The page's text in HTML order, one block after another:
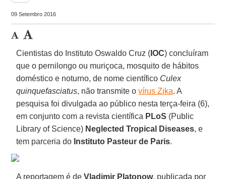
09 Setembro 2016
Cientistas do Instituto Oswaldo Cruz ( IOC) concluíram
que o pernilongo ou muriçoca, mosquito de hábitos
doméstico e noturno, de nome científico Culex
quinquefasciatus, não transmite ovírus Zika. A
pesquisa foi divulgada ao público nesta terça-feira (6),
em conjunto com a revista científica PLoS (Public
Library of Science) Neglected Tropical Diseases, e
tem parceria do Instituto Pasteur de Paris.
A reportagem é deVladimir Platonow, publicada por